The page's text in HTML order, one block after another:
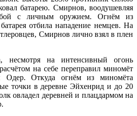
батарею. Смирнов, воодушевляя
с личным оружием. Огнём из
отбила нападение немцев. На
Смирнов лично взял в плен
несмотря на интенсивный огонь
на себе переправил миномёт
Одер. Откуда огнём из миномёта
точки в деревне Эйхенрид и до 20
овладел деревней и плацдармом на